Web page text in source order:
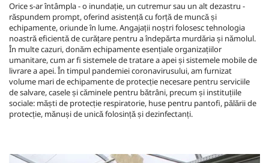
Orice s-ar întâmpla - o inundație, un cutremur sau un alt dezastru -
răspundem prompt, oferind asistență cu forță de muncă și
echipamente, oriunde în lume. Angajații noștri folosesc tehnologia
noastră eficientă de curățare pentru a îndepărta murdăria și nămolul.
În multe cazuri, donăm echipamente esențiale organizațiilor
umanitare, cum ar fi sistemele de tratare a apei și sistemele mobile de
livrare a apei. În timpul pandemiei coronavirusului, am furnizat
volume mari de echipamente de protecție necesare pentru serviciile
de salvare, casele și căminele pentru bătrâni, precum și instituțiile
sociale: măști de protecție respiratorie, huse pentru pantofi, pălării de
protecție, mănuși de unică folosință și dezinfectanți.